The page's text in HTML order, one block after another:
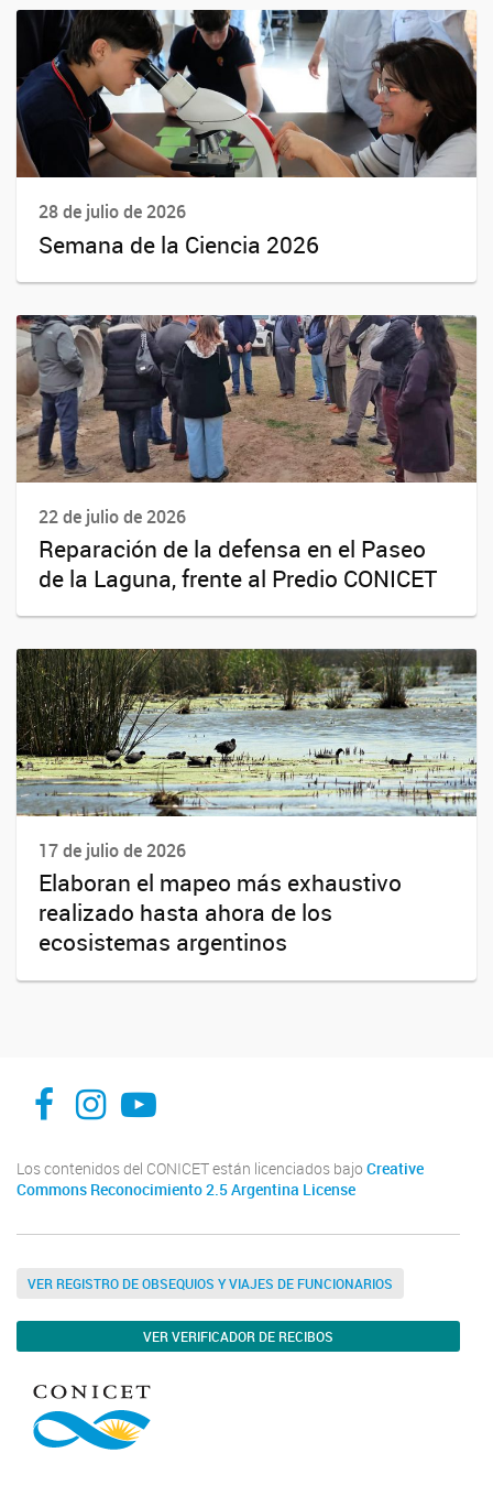
28 de julio de 2026
Semana de la Ciencia 2026
22 de julio de 2026
Reparación de la defensa en el Paseo
de la Laguna, frente al Predio CONICET
17 de julio de 2026
Elaboran el mapeo más exhaustivo
realizado hasta ahora de los
ecosistemas argentinos
facebook
instagram
Youtube
Los contenidos del CONICET están licenciados bajo Creative
Commons Reconocimiento 2.5 Argentina License
VER REGISTRO DE OBSEQUIOS Y VIAJES DE FUNCIONARIOS
VER VERIFICADOR DE RECIBOS